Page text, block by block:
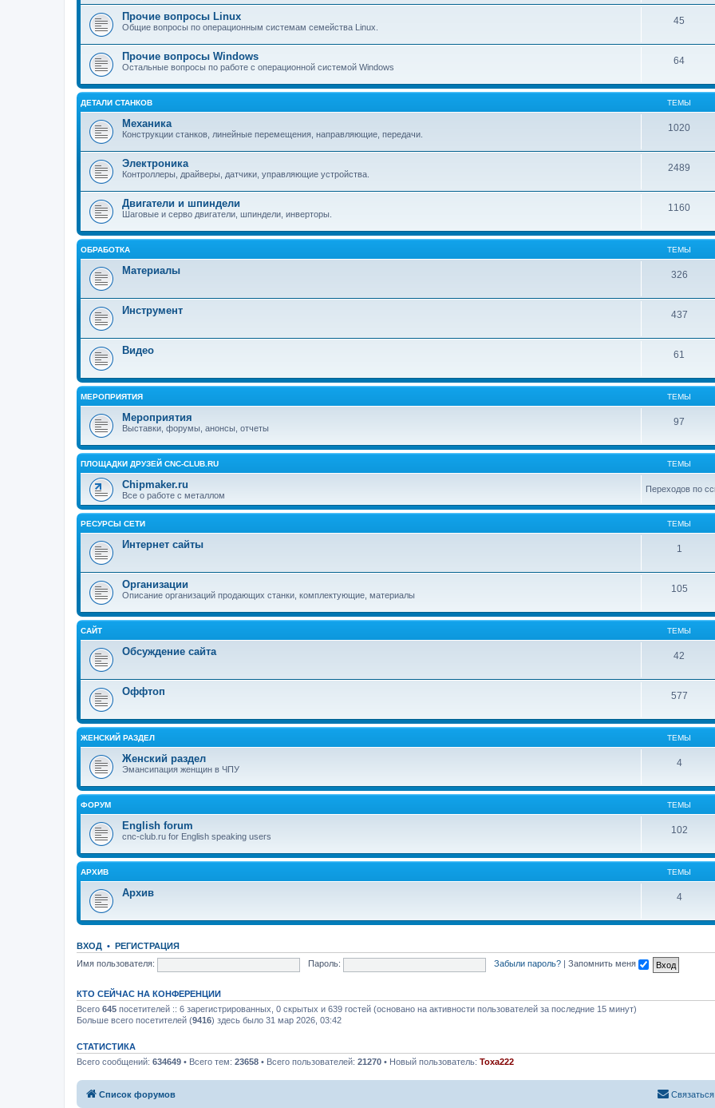
Прочие вопросы Linux
Общие вопросы по операционным системам семейства Linux.
45
Прочие вопросы Windows
Остальные вопросы по работе с операционной системой Windows
64
ДЕТАЛИ СТАНКОВ ТЕМЫ
Механика
Конструкции станков, линейные перемещения, направляющие, передачи.
1020
Электроника
Контроллеры, драйверы, датчики, управляющие устройства.
2489
Двигатели и шпиндели
Шаговые и серво двигатели, шпиндели, инверторы.
1160
ОБРАБОТКА ТЕМЫ
Материалы 326
Инструмент 437
Видео 61
МЕРОПРИЯТИЯ ТЕМЫ
Мероприятия
Выставки, форумы, анонсы, отчеты
97
ПЛОЩАДКИ ДРУЗЕЙ CNC-CLUB.RU ТЕМЫ
Chipmaker.ru
Все о работе с металлом
Переходов по
РЕСУРСЫ СЕТИ ТЕМЫ
Интернет сайты 1
Организации
Описание организаций продающих станки, комплектующие, материалы
105
САЙТ ТЕМЫ
Обсуждение сайта 42
Оффтоп 577
ЖЕНСКИЙ РАЗДЕЛ ТЕМЫ
Женский раздел
Эмансипация женщин в ЧПУ
4
ФОРУМ ТЕМЫ
English forum
cnc-club.ru for English speaking users
102
АРХИВ ТЕМЫ
Архив 4
ВХОД • РЕГИСТРАЦИЯ
Имя пользователя:
Пароль: Забыли пароль? Запомнить меня
КТО СЕЙЧАС НА КОНФЕРЕНЦИИ
Всего 645 посетителей :: 6 зарегистрированных, 0 скрытых и 639 гостей (основано на активности пользователей за последние 15 минут)
Больше всего посетителей (9416) здесь было 31 мар 2026, 03:42
СТАТИСТИКА
Всего сообщений: 634649 • Всего тем: 23658 • Всего пользователей: 21270 • Новый пользователь: Toxa222
Список форумов